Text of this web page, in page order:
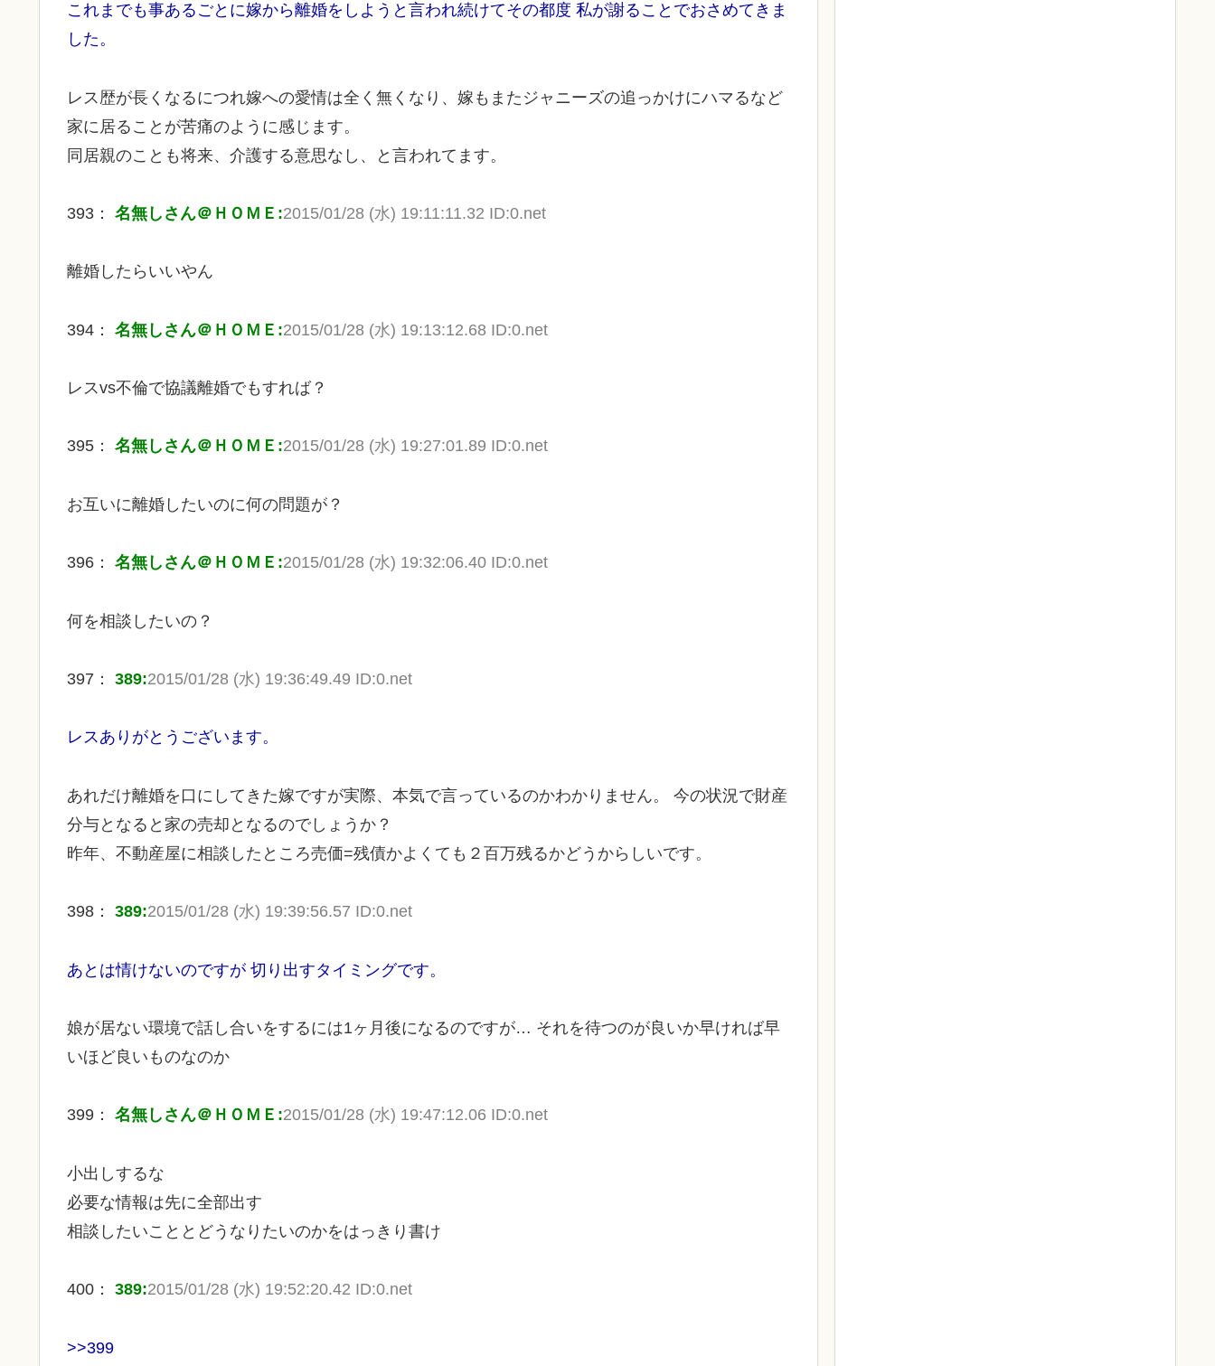
これまでも事あるごとに嫁から離婚をしようと言われ続けてその都度 私が謝ることでおさめてきま
した。
レス歴が長くなるにつれ嫁への愛情は全く無くなり、嫁もまたジャニーズの追っかけにハマるなど
家に居ることが苦痛のように感じます。
同居親のことも将来、介護する意思なし、と言われてます。
393： 名無しさん＠ＨＯＭＥ:2015/01/28 (水) 19:11:11.32 ID:0.net
離婚したらいいやん
394： 名無しさん＠ＨＯＭＥ:2015/01/28 (水) 19:13:12.68 ID:0.net
レスvs不倫で協議離婚でもすれば？
395： 名無しさん＠ＨＯＭＥ:2015/01/28 (水) 19:27:01.89 ID:0.net
お互いに離婚したいのに何の問題が？
396： 名無しさん＠ＨＯＭＥ:2015/01/28 (水) 19:32:06.40 ID:0.net
何を相談したいの？
397： 389:2015/01/28 (水) 19:36:49.49 ID:0.net
レスありがとうございます。
あれだけ離婚を口にしてきた嫁ですが実際、本気で言っているのかわかりません。 今の状況で財産
分与となると家の売却となるのでしょうか？
昨年、不動産屋に相談したところ売価=残債かよくても２百万残るかどうからしいです。
398： 389:2015/01/28 (水) 19:39:56.57 ID:0.net
あとは情けないのですが 切り出すタイミングです。
娘が居ない環境で話し合いをするには1ヶ月後になるのですが… それを待つのが良いか早ければ早
いほど良いものなのか
399： 名無しさん＠ＨＯＭＥ:2015/01/28 (水) 19:47:12.06 ID:0.net
小出しするな
必要な情報は先に全部出す
相談したいこととどうなりたいのかをはっきり書け
400： 389:2015/01/28 (水) 19:52:20.42 ID:0.net
>>399